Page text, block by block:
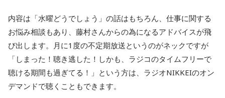
内容は「水曜どうでしょう」の話はもちろん、仕事に関する
お悩み相談もあり、藤村さんからの為になるアドバイスが飛
び出します。月に1度の不定期放送というのがネックですが
「しまった！聴き逃した！しかも、ラジコのタイムフリーで
聴ける期間も過ぎてる！」という方は、ラジオNIKKEIのオン
デマンドで聴くこともできます。